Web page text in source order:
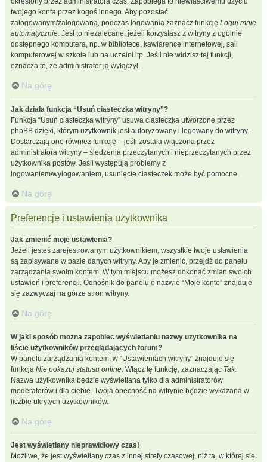
twojego konta przez kogoś innego. Aby pozostać
zalogowanym/zalogowaną, podczas logowania zaznacz funkcję Loguj mnie
automatycznie. Jest to niezalecane, jeżeli korzystasz z witryny z ogólnie
dostępnego komputera, np. w bibliotece, kawiarence internetowej, sali
komputerowej w szkole lub na uczelni itp. Jeśli nie widzisz tej funkcji,
oznacza to, że administrator ją wyłączył.
Na górę
Jak działa funkcja “Usuń ciasteczka witryny”?
Funkcja “Usuń ciasteczka witryny” usuwa ciasteczka utworzone przez
phpBB dzięki, którym użytkownik jest autoryzowany i logowany do witryny.
Dostarczają one również funkcję – jeśli została włączona przez
administratora witryny – śledzenia przeczytanych i nieprzeczytanych przez
użytkownika postów. Jeśli występują problemy z
logowaniem/wylogowaniem, usunięcie ciasteczek może być pomocne.
Na górę
Preferencje i ustawienia użytkownika
Jak zmienić moje ustawienia?
Jeżeli jesteś zarejestrowanym użytkownikiem, wszystkie twoje ustawienia
są zapisywane w bazie danych witryny. Aby je zmienić, przejdź do panelu
zarządzania swoim kontem. W tym miejscu możesz dokonać zmian swoich
ustawień i preferencji. Odnośnik do panelu o nazwie “Moje konto” znajduje
się zazwyczaj na górze stron witryny.
Na górę
W jaki sposób można zapobiec wyświetlaniu nazwy użytkownika na
liście użytkowników przeglądających forum?
W panelu zarządzania kontem, w “Ustawieniach witryny” znajduje się
funkcja Nie pokazuj statusu online. Włącz tę funkcję, zaznaczając Tak.
Nazwa użytkownika będzie wyświetlana tylko dla administratorów,
moderatorów i dla ciebie. Twoja obecność na witrynie będzie wykazana w
liczbie ukrytych użytkowników.
Na górę
Jest wyświetlany nieprawidłowy czas!
Możliwe, że jest wyświetlany czas z innej strefy czasowej, niż ta, w której się